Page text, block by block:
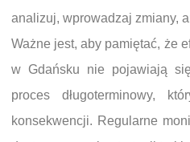
analizuj, wprowadzaj zmiany,
Ważne jest, aby pamiętać, że
w Gdańsku nie pojawiają
proces długoterminowy,
konsekwencji. Regularne